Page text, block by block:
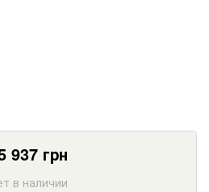
937 грн
в наличии